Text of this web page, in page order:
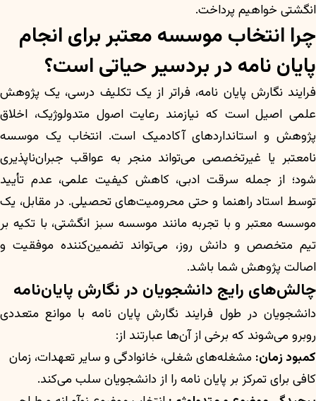
انگشتی خواهیم پرداخت.
چرا انتخاب موسسه معتبر برای انجام
پایان نامه در بردسیر حیاتی است؟
فرایند نگارش پایان نامه، فراتر از یک تکلیف درسی، یک پژوهش
علمی اصیل است که نیازمند رعایت اصول متدولوژیک، اخلاق
پژوهش و استانداردهای آکادمیک است. انتخاب یک موسسه
نامعتبر یا غیرتخصصی می‌تواند منجر به عواقب جبران‌ناپذیری
شود؛ از جمله سرقت ادبی، کاهش کیفیت علمی، عدم تأیید
توسط استاد راهنما و حتی محرومیت‌های تحصیلی. در مقابل، یک
موسسه معتبر و با تجربه مانند موسسه سبز انگشتی، با تکیه بر
تیم متخصص و دانش روز، می‌تواند تضمین‌کننده موفقیت و
اصالت پژوهش شما باشد.
چالش‌های رایج دانشجویان در نگارش پایان‌نامه
دانشجویان در طول فرایند نگارش پایان نامه با موانع متعددی
روبرو می‌شوند که برخی از آن‌ها عبارتند از:
کمبود زمان: مشغله‌های شغلی، خانوادگی و سایر تعهدات، زمان
کافی برای تمرکز بر پایان نامه را از دانشجویان سلب می‌کند.